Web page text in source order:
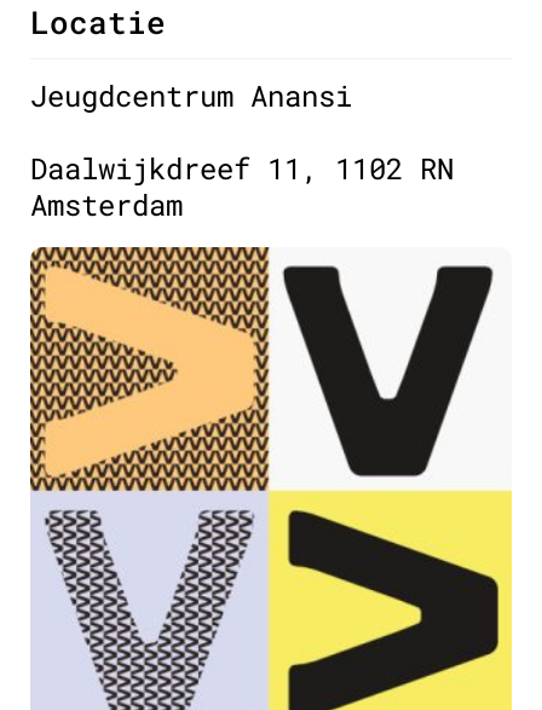
Locatie
Jeugdcentrum Anansi
Daalwijkdreef 11, 1102 RN
Amsterdam